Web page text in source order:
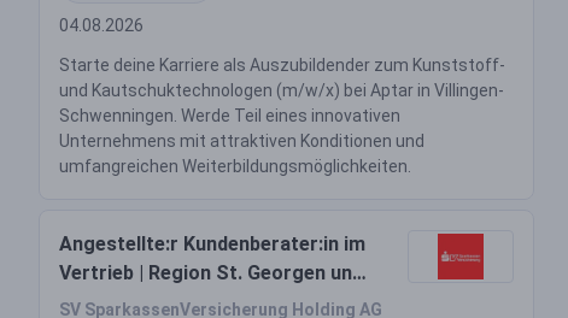
04.08.2026
Starte deine Karriere als Auszubildender zum Kunststoff-
und Kautschuktechnologen (m/w/x) bei Aptar in Villingen-
Schwenningen. Werde Teil eines innovativen
Unternehmens mit attraktiven Konditionen und
umfangreichen Weiterbildungsmöglichkeiten.
Angestellte:r Kundenberater:in im
Vertrieb | Region St. Georgen und
Furtwangen (m/w/d)
SV SparkassenVersicherung Holding AG